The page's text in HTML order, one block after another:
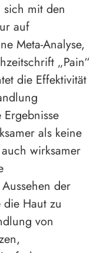
sich mit den
auf
Meta-Analyse,
„Pain“
die Effektivität
als keine
wirksamer
der
Haut zu
von